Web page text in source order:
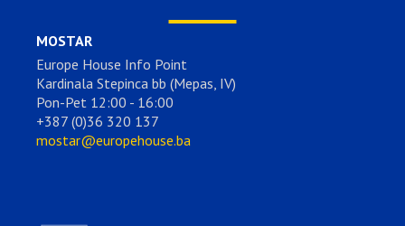
MOSTAR
Europe House Info Point
Kardinala Stepinca bb (Mepas, IV)
Pon-Pet 12:00 - 16:00
+387 (0)36 320 137
mostar@europehouse.ba